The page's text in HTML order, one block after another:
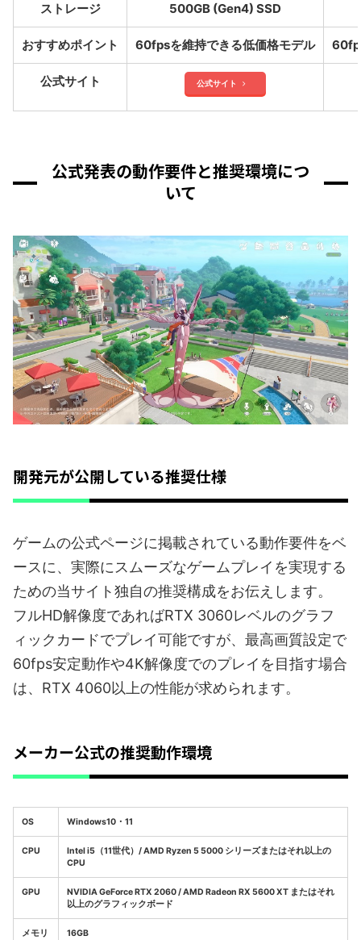
ストレージ 500GB (Gen4) SSD
おすすめポイント 60fpsを維持できる低価格モデル
公式サイト 公式サイト
公式発表の動作要件と推奨環境につ
いて
開発元が公開している推奨仕様
ゲームの公式ページに掲載されている動作要件をベ
ースに、実際にスムーズなゲームプレイを実現する
ための当サイト独自の推奨構成をお伝えします。
フルHD解像度であればRTX 3060レベルのグラフ
ィックカードでプレイ可能ですが、最高画質設定で
60fps安定動作や4K解像度でのプレイを目指す場合
は、RTX 4060以上の性能が求められます。
メーカー公式の推奨動作環境
OS Windows10・11
CPU
Intel i5（11世代）/ AMD Ryzen 5 5000 シリーズまたはそれ以上の
CPU
GPU
NVIDIA GeForce RTX 2060 / AMD Radeon RX 5600 XT またはそれ
以上のグラフィックボード
メモリ 16GB